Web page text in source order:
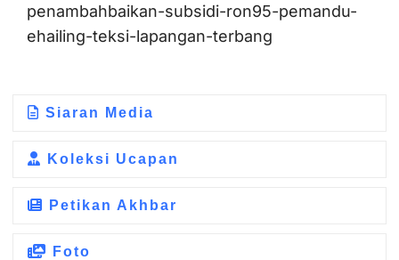
penambahbaikan-subsidi-ron95-pemandu-
ehailing-teksi-lapangan-terbang
Siaran Media
Koleksi Ucapan
Petikan Akhbar
Foto